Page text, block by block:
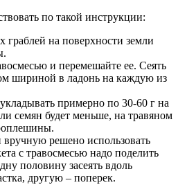
по такой инструкции:
на поверхности земли
и перемешайте ее. Сеять
шириной в ладонь на каждую из
примерно по 30-60 г на
семян будет меньше, на травяном
вручную решено использовать
с травосмесью надо поделить
половину засеять вдоль
другую – поперек.